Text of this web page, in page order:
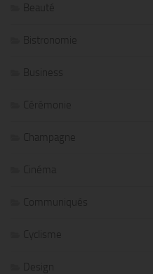
Beauté
Bistronomie
Business
Cérémonie
Champagne
Cinéma
Communiqués
Cyclisme
Design